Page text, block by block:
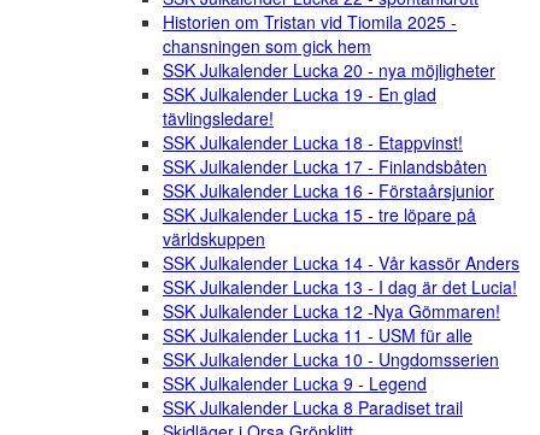
Historien om Tristan vid Tiomila 2025 -
chansningen som gick hem
SSK Julkalender Lucka 20 - nya möjligheter
SSK Julkalender Lucka 19 - En glad
tävlingsledare!
SSK Julkalender Lucka 18 - Etappvinst!
SSK Julkalender Lucka 17 - Finlandsbåten
SSK Julkalender Lucka 16 - Förstaårsjunior
SSK Julkalender Lucka 15 - tre löpare på
världskuppen
SSK Julkalender Lucka 14 - Vår kassör Anders
SSK Julkalender Lucka 13 - I dag är det Lucia!
SSK Julkalender Lucka 12 -Nya Gömmaren!
SSK Julkalender Lucka 11 - USM für alle
SSK Julkalender Lucka 10 - Ungdomsserien
SSK Julkalender Lucka 9 - Legend
SSK Julkalender Lucka 8 Paradiset trail